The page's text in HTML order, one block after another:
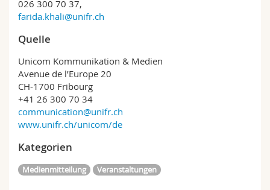
026 300 70 37,
farida.khali@unifr.ch
Quelle
Unicom Kommunikation & Medien
Avenue de l’Europe 20
CH-1700 Fribourg
+41 26 300 70 34
communication@unifr.ch
www.unifr.ch/unicom/de
Kategorien
Medienmitteilung Veranstaltungen